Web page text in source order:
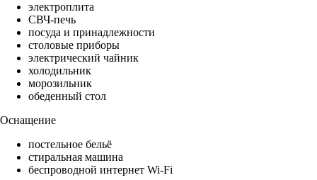
электроплита
СВЧ-печь
посуда и принадлежности
столовые приборы
электрический чайник
холодильник
морозильник
обеденный стол
Оснащение
постельное бельё
стиральная машина
беспроводной интернет Wi-Fi